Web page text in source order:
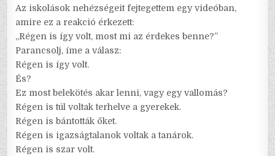
Az iskolások nehézségeit fejtegettem egy videóban,
amire ez a reakció érkezett:
„Régen is így volt, most mi az érdekes benne?”
Parancsolj, íme a válasz:
Régen is így volt.
És?
Ez most belekötés akar lenni, vagy egy vallomás?
Régen is túl voltak terhelve a gyerekek.
Régen is bántották őket.
Régen is igazságtalanok voltak a tanárok.
Régen is szar volt.